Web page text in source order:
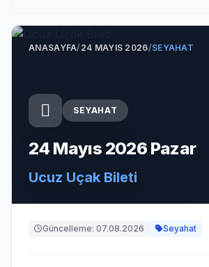
ANASAYFA/24 MAYIS 2026/SEYAHAT
SEYAHAT
24 Mayıs 2026 Pazar
Ucuz Uçak Bileti
Güncelleme: 07.08.2026 Seyahat